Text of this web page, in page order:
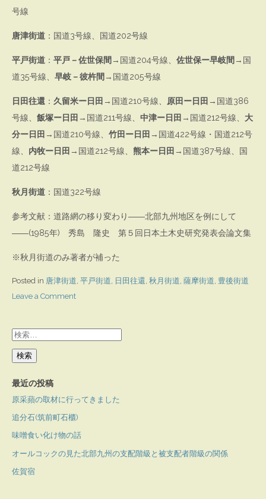
号線
唐津街道 ：国道3号線、国道202号線
平戸街道 ： 平戸－佐世保間 →国道204号線、 佐世保ー早岐間 →国
道35号線、 早岐－彼杵間 →国道205号線
日田往還 ： 久留米ー日田 →国道210号線、 原田ー日田 →国道386
号線、 飯塚ー日田 →国道211号線、 中津ー日田 →国道212号線、 大
分ー日田 →国道210号線、 竹田ー日田 →国道422号線・国道212号
線、 内牧ー日田 →国道212号線、 熊本ー日田 →国道387号線、国
道212号線
秋月街道 ：国道322号線
参考文献：道路網の移り変わり――北部九州地区を例にして
――(1985年) 秀島 隆史 第５回日本土木史研究発表会論文集
※秋月街道のみ著者が補った
Posted in 唐津街道 平戸街道 日田往還 秋月街道 薩摩街道 豊後街道
Leave a Commenton
期
る
旧
街
道
検
索:
最近の投稿
原采蘋の取材に行ってきました
追分石(筑前町石櫃)
味噌食い化け物の話
オールコックの見た北部九州の支配階級と被支配者階級の関係
佐賀宿